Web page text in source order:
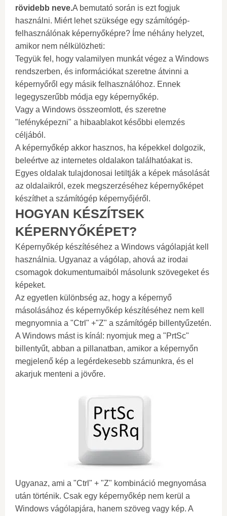
rövidebb neve.A bemutató során is ezt fogjuk
használni. Miért lehet szüksége egy számítógép-
felhasználónak képernyőképre? Íme néhány helyzet,
amikor nem nélkülözheti:
Tegyük fel, hogy valamilyen munkát végez a Windows
rendszerben, és információkat szeretne átvinni a
képernyőről egy másik felhasználóhoz. Ennek
legegyszerűbb módja egy képernyőkép.
Vagy a Windows összeomlott, és szeretne
"lefényképezni" a hibaablakot későbbi elemzés
céljából.
A képernyőkép akkor hasznos, ha képekkel dolgozik,
beleértve az internetes oldalakon találhatóakat is.
Egyes oldalak tulajdonosai letiltják a képek másolását
az oldalaikról, ezek megszerzéséhez képernyőképet
készíthet a számítógép képernyőjéről.
HOGYAN KÉSZÍTSEK
KÉPERNYŐKÉPET?
Képernyőkép készítéséhez a Windows vágólapját kell
használnia. Ugyanaz a vágólap, ahová az irodai
csomagok dokumentumaiból másolunk szövegeket és
képeket.
Az egyetlen különbség az, hogy a képernyő
másolásához és képernyőkép készítéséhez nem kell
megnyomnia a "Ctrl" +"Z" a számítógép billentyűzetén.
A Windows mást is kínál: nyomjuk meg a "PrtSc"
billentyűt, abban a pillanatban, amikor a képernyőn
megjelenő kép a legérdekesebb számunkra, és el
akarjuk menteni a jövőre.
Ugyanaz, ami a "Ctrl" + "Z" kombináció megnyomása
után történik. Csak egy képernyőkép nem kerül a
Windows vágólapjára, hanem szöveg vagy kép. A